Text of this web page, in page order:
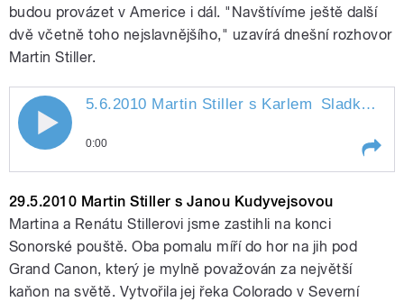
budou provázet v Americe i dál. "Navštívíme ještě další
dvě včetně toho nejslavnějšího," uzavírá dnešní rozhovor
Martin Stiller.
5.6.2010 Martin Stiller s Karlem
Sladkým
5.6.2010 Martin Stiller s Karlem Sladkým
0:00
29.5.2010 Martin Stiller s Janou Kudyvejsovou
Martina a Renátu Stillerovi jsme zastihli na konci
Sonorské pouště. Oba pomalu míří do hor na jih pod
Grand Canon, který je mylně považován za největší
kaňon na světě. Vytvořila jej řeka Colorado v Severní